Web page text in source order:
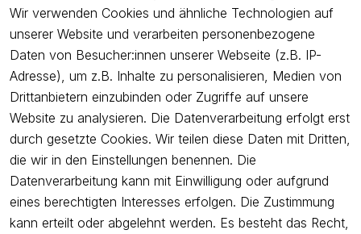
Wir verwenden Cookies und ähnliche Technologien auf
unserer Website und verarbeiten personenbezogene
Daten von Besucher:innen unserer Webseite (z.B. IP-
Adresse), um z.B. Inhalte zu personalisieren, Medien von
Drittanbietern einzubinden oder Zugriffe auf unsere
Website zu analysieren. Die Datenverarbeitung erfolgt erst
durch gesetzte Cookies. Wir teilen diese Daten mit Dritten,
die wir in den Einstellungen benennen. Die
Datenverarbeitung kann mit Einwilligung oder aufgrund
eines berechtigten Interesses erfolgen. Die Zustimmung
kann erteilt oder abgelehnt werden. Es besteht das Recht,
Service
Unternehmen
Newsletter
Freue dich über 5€ Rabatt bei deiner nächsten Bestellung und
profitiere von Angeboten.
Newsletter abonnieren